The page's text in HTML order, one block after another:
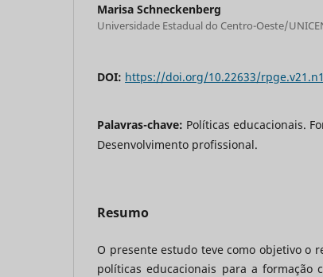
Marisa Schneckenberg
Universidade Estadual do Centro-Oeste/
DOI: https://doi.org/10.22633/
Palavras-chave: Políticas educacionais.
Desenvolvimento profissional.
Resumo
O presente estudo teve como objetivo o
políticas educacionais para a formação